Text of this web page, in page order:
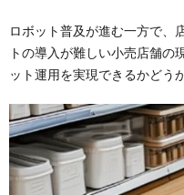
ロボット普及が進む一方で、
トの導入が難しい小売店舗の
ット運用を実現できるかどう